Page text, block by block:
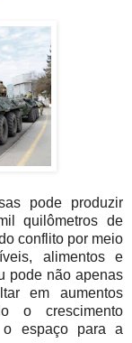
pode produzir
quilômetros de
conflito por meio
alimentos e
pode não apenas
em aumentos
o crescimento
espaço para a